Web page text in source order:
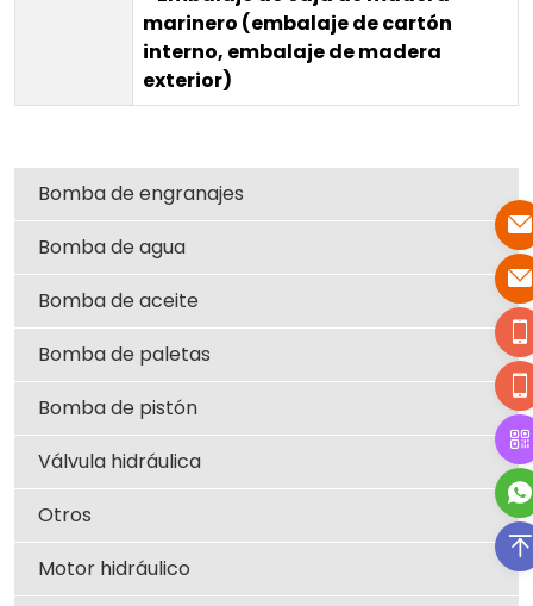
marinero (embalaje de cartón
interno, embalaje de madera
exterior)
Bomba de engranajes
Bomba de agua
Bomba de aceite
Bomba de paletas
Bomba de pistón
Válvula hidráulica
Otros
Motor hidráulico